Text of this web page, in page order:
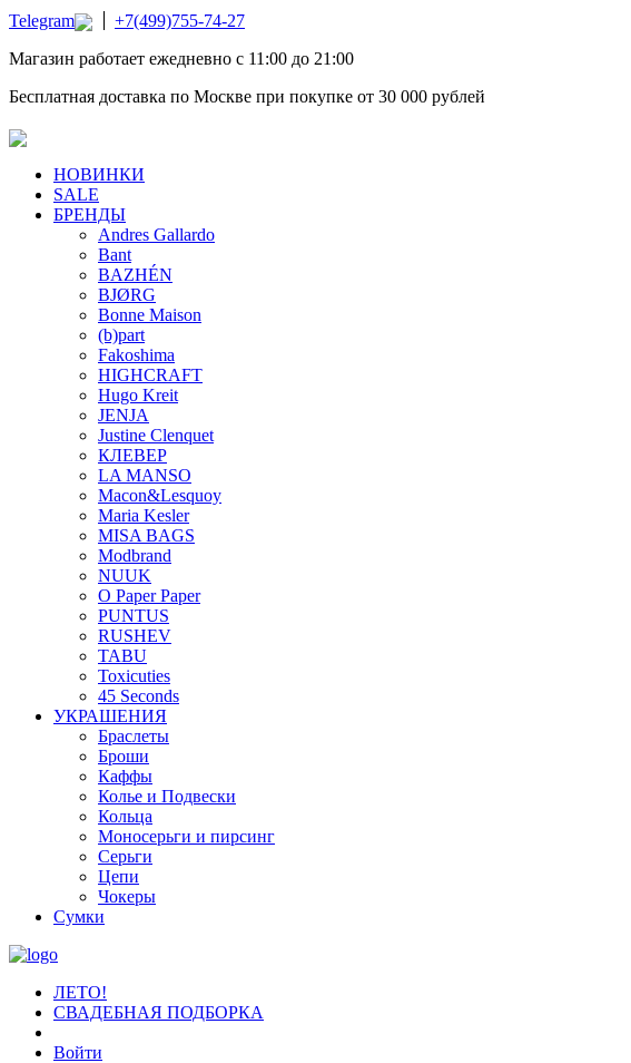
Telegram
+7(499)755-74-27
Магазин работает ежедневно с 11:00 до 21:00
Бесплатная доставка по Москве при покупке от 30 000 рублей
НОВИНКИ
SALE
БРЕНДЫ
Andres Gallardo
Bant
BAZHÉN
BJØRG
Bonne Maison
(b)part
Fakoshima
HIGHCRAFT
Hugo Kreit
JENJA
Justine Clenquet
КЛЕВЕР
LA MANSO
Macon&Lesquoy
Maria Kesler
MISA BAGS
Modbrand
NUUK
O Paper Paper
PUNTUS
RUSHEV
TABU
Toxicuties
45 Seconds
УКРАШЕНИЯ
Браслеты
Броши
Каффы
Колье и Подвески
Кольца
Моносерьги и пирсинг
Серьги
Цепи
Чокеры
Сумки
ЛЕТО!
СВАДЕБНАЯ ПОДБОРКА
Войти